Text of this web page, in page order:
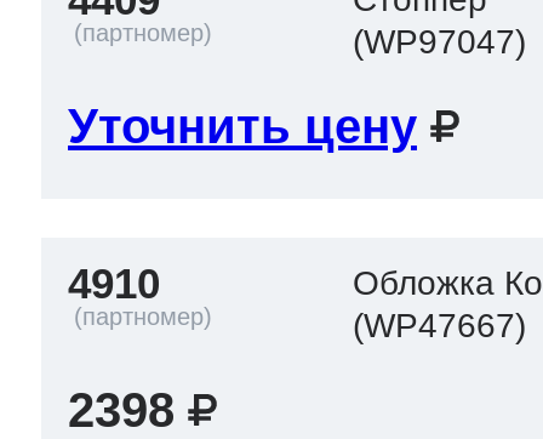
(WP97047)
Уточнить цену
4910
Обложка
(WP47667)
2398